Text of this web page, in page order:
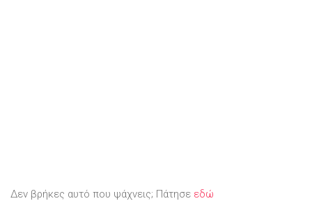
Δεν βρήκες αυτό που ψάχνεις; Πάτησε εδώ